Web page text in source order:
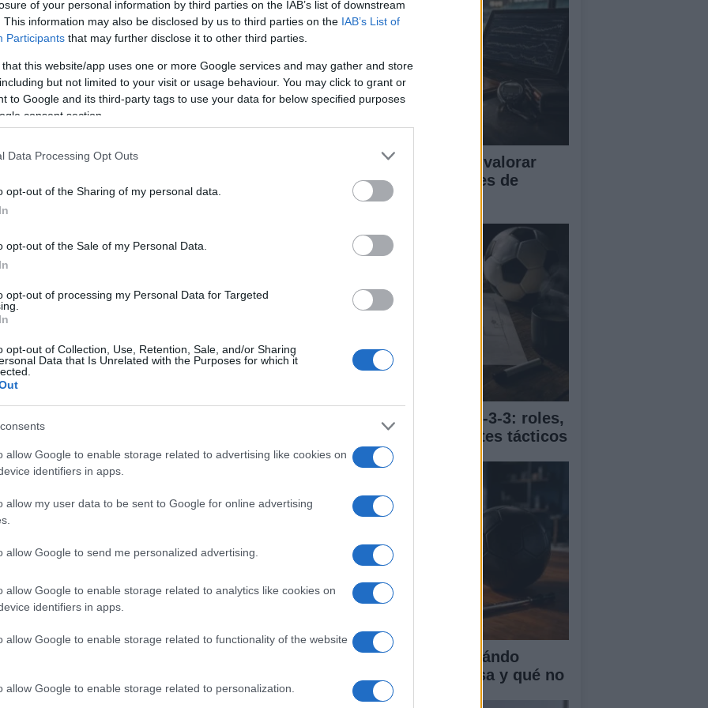
of your personal information by third parties on the IAB’s list of downstream
This information may also be disclosed by us to third parties on the IAB’s List of
Participants that may further disclose it to other third parties.
that this website/app uses one or more Google services and may gather and store
but not limited to your visit or usage behaviour. You may click to grant or
to Google and its third-party tags to use your data for below specified purposes
consent section.
Data Processing Opt Outs
opt-out of the Sharing of my personal data.
opt-out of the Sale of my Personal Data.
opt-out of processing my Personal Data for Targeted
opt-out of Collection, Use, Retention, Sale, and/or Sharing
Data that Is Unrelated with the Purposes for which it
allow Google to enable storage related to advertising like cookies on
identifiers in apps.
allow my user data to be sent to Google for online advertising
allow Google to send me personalized advertising.
allow Google to enable storage related to analytics like cookies on
identifiers in apps.
allow Google to enable storage related to functionality of the website
allow Google to enable storage related to personalization.
al nacer y la resistencia renal
el
al nacer. Durante el desarrollo fetal, los riñones
de filtrar la sangre y eliminar desechos.
de las 36 semanas de gestación, por lo que el
una persona determina su capacidad renal de
Métricas clave para valorar
amistosos y sesiones de
entrenamiento
Guía completa del 4-3-3: roles,
movimientos y ajustes tácticos
VAR en el fútbol: cuándo
interviene, qué revisa y qué no